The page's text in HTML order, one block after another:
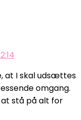
at I skal udsættes
omgang.
stå på alt for